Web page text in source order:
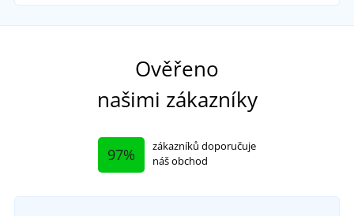
Ověřeno
našimi zákazníky
97%
zákazníků doporučuje
náš obchod